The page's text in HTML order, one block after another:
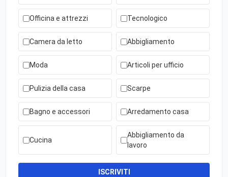
Officina e attrezzi Tecnologico
Camera da letto Abbigliamento
Moda Articoli per ufficio
Pulizia della casa Scarpe
Bagno e accessori Arredamento casa
Cucina
Abbigliamento da
lavoro
ISCRIVITI